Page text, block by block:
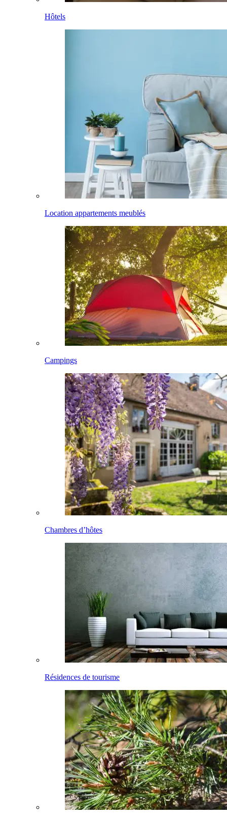
Hôtels
Location appartements meublés
Campings
Chambres d’hôtes
Résidences de tourisme